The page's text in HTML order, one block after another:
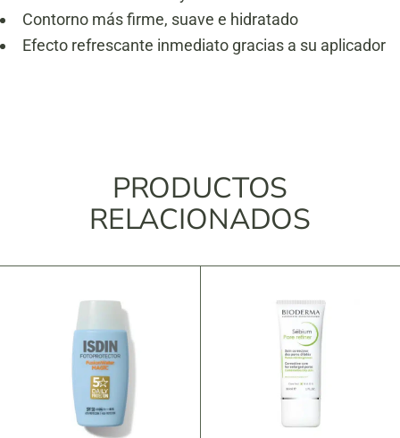
Contorno más firme, suave e hidratado
Efecto refrescante inmediato gracias a su aplicador
PRODUCTOS
RELACIONADOS